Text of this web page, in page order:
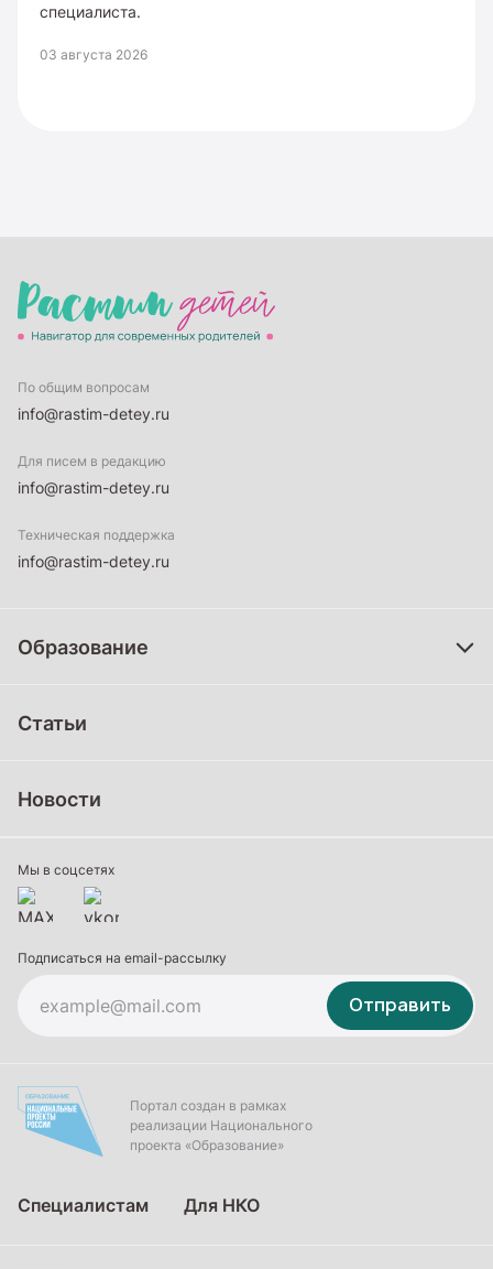
специалиста.
03 августа 2026
По общим вопросам
info@rastim-detey.ru
Для писем в редакцию
info@rastim-detey.ru
Техническая поддержка
info@rastim-detey.ru
Образование
Дополнительное образование
Статьи
Новости
Мы в соцсетях
Подписаться на email-рассылку
Отправить
Портал создан в рамках
реализации Национального
проекта «Образование»
Специалистам Для НКО